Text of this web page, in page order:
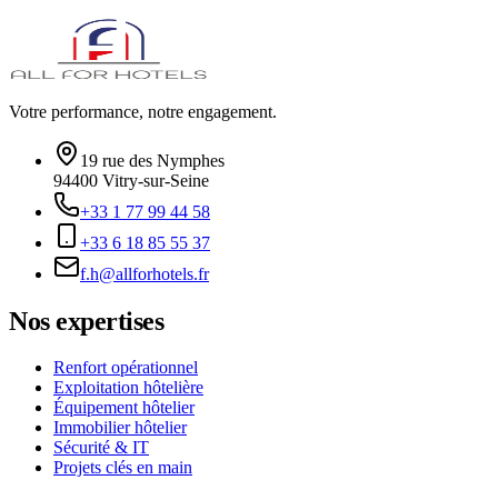
Votre performance, notre engagement.
19 rue des Nymphes
94400 Vitry-sur-Seine
+33 1 77 99 44 58
+33 6 18 85 55 37
f.h@allforhotels.fr
Nos expertises
Renfort opérationnel
Exploitation hôtelière
Équipement hôtelier
Immobilier hôtelier
Sécurité & IT
Projets clés en main